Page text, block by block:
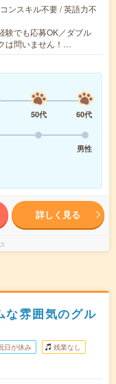
ンスキル不要 / 英語力不
験でも応募OK／ダブル
は問いません！…
50代
60代
男性
詳しく見る
雰囲気のグル
日が休み 残業なし